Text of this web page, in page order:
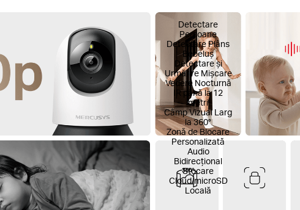
Detectare
Persoane
Detectare Plâns
Bebeluș
Detectare și
Urmărire Mișcare
Vedere Nocturnă
IR până la 12
metri
Câmp Vizual Larg
la 360°
Zonă de Blocare
Personalizată
Audio
Bidirecțional
Stocare
Cloud/microSD
Locală